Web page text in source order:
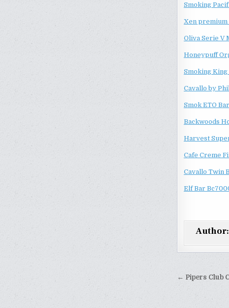
Smoking
Xen premium
Oliva Serie V
Honeypuff
Smoking King
Cavallo by
Smok ETO
Backwoods
Harvest
Cafe Creme
Cavallo Twin
Elf Bar
Author:
Yazı
← Pipers Club